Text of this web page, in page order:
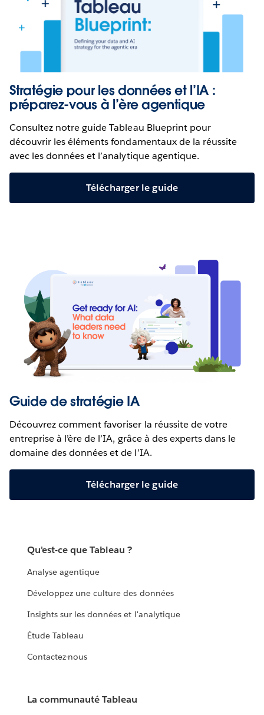
REGARDER MAINTENANT
John Lewis Partnerships aide ses équipes à renforcer la
Stratégie pour les données et l’IA :
préparez-vous à l’ère agentique
Consultez notre guide Tableau Blueprint pour
découvrir les éléments fondamentaux de la réussite
avec les données et l’analytique agentique.
Télécharger le guide
Guide de stratégie IA
Découvrez comment favoriser la réussite de votre
entreprise à l’ère de l’IA, grâce à des experts dans le
domaine des données et de l’IA.
Télécharger le guide
Qu'est-ce que Tableau ?
Analyse agentique
Développez une culture des données
Insights sur les données et l'analytique
Étude Tableau
Contactez-nous
La communauté Tableau